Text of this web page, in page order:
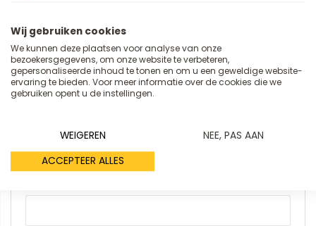
U plaatst een review over:
Platenwagen 2076 met
bescherming en valbeveiliging
(luchtbanden)
Wij gebruiken cookies
We kunnen deze plaatsen voor analyse van onze
bezoekersgegevens, om onze website te verbeteren,
gepersonaliseerde inhoud te tonen en om u een geweldige website-
ervaring te bieden. Voor meer informatie over de cookies die we
gebruiken opent u de instellingen.
WEIGEREN
NEE, PAS AAN
ACCEPTEER ALLES